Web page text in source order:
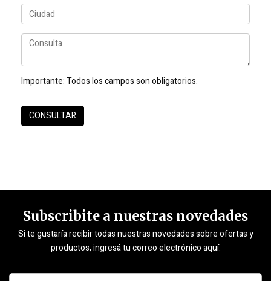
Importante:Todos los campos son obligatorios.
Subscribite a nuestras novedades
Si te gustaría recibir todas nuestras novedades sobre ofertas y
productos, ingresá tu correo electrónico aquí.